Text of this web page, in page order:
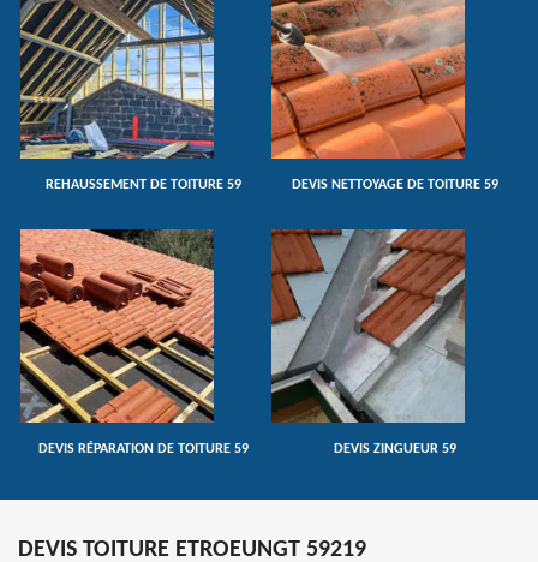
REHAUSSEMENT DE TOITURE 59 DEVIS NETTOYAGE DE TOITURE 59
DEVIS RÉPARATION DE TOITURE 59 DEVIS ZINGUEUR 59
DEVIS TOITURE ETROEUNGT 59219